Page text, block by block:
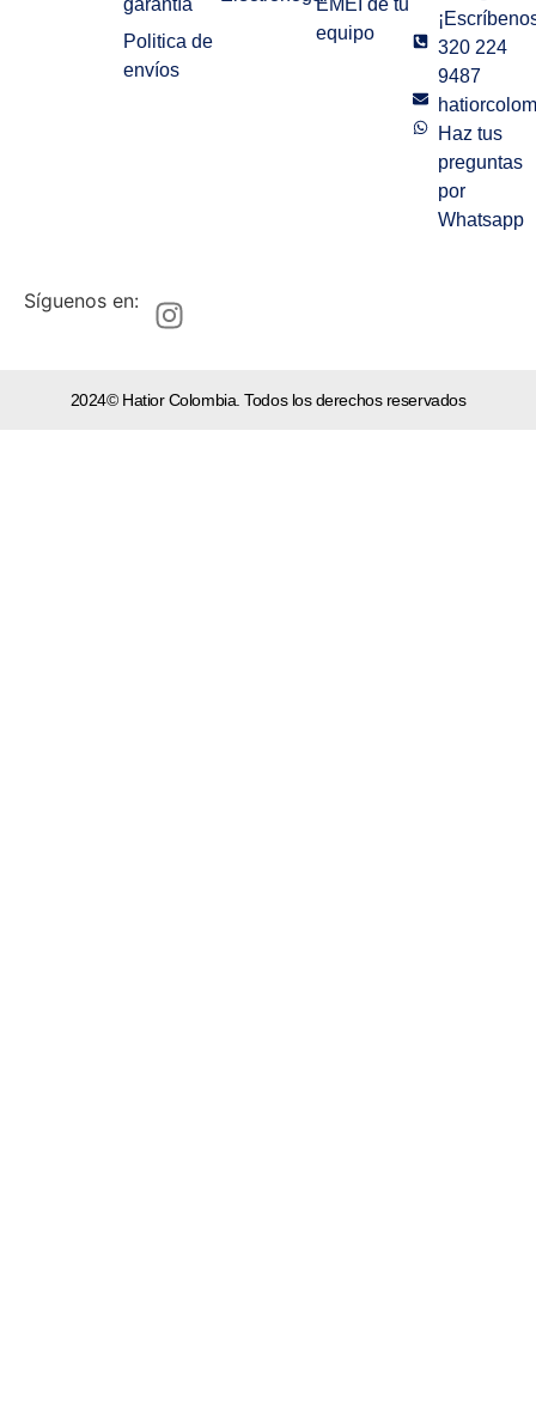
garantía
Politica de
envíos
EMEI de tu
equipo
320 224
9487
Haz tus
preguntas
por
Whatsapp
Síguenos en:
2024© Hatior Colombia. Todos los derechos reservados